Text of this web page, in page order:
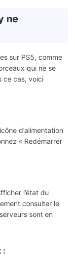
ne
sur PS5, comme
qui ne se
ce cas, voici
d’alimentation
« Redémarrer
l’état du
consulter le
sont en
: